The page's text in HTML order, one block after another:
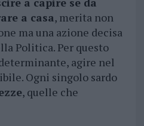
a casa, merita non
ma una azione decisa
Politica. Per questo
agire nel
Ogni singolo sardo
, quelle che